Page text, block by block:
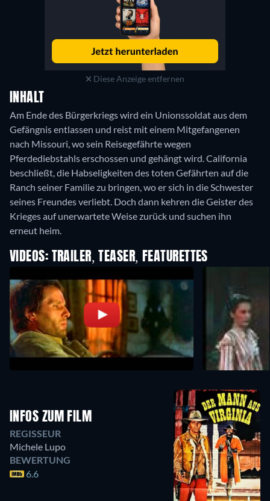
Diese Anzeige entfernen
INHALT
Am Ende des Bürgerkriegs wird ein Unionssoldat aus dem
Gefängnis entlassen und reist mit einem Mitgefangenen
nach Missouri, wo sein Reisegefährte wegen
Pferdediebstahls erschossen und gehängt wird. California
beschließt, die Habseligkeiten des toten Gefährten auf die
Ranch seiner Familie zu bringen, wo er sich in die Schwester
seines Freundes verliebt. Doch dann kehren die Geister des
Krieges auf unerwartete Weise zurück und suchen ihn
erneut heim.
VIDEOS: TRAILER, TEASER, FEATURETTES
INFOS ZUM FILM
REGISSEUR
Michele Lupo
BEWERTUNG
6.6